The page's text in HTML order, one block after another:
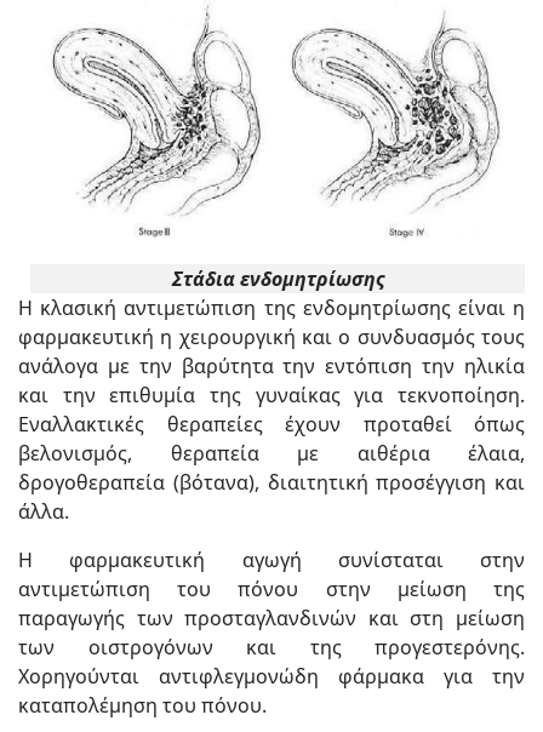
Στάδια ενδομητρίωσης
Η κλασική αντιμετώπιση της ενδομητρίωσης είναι η
φαρμακευτική η χειρουργική και ο συνδυασμός τους
ανάλογα με την βαρύτητα την εντόπιση την ηλικία
και την επιθυμία της γυναίκας για τεκνοποίηση.
Εναλλακτικές θεραπείες έχουν προταθεί όπως
βελονισμός, θεραπεία με αιθέρια έλαια,
δρογοθεραπεία (βότανα), διαιτητική προσέγγιση και
άλλα.
Η φαρμακευτική αγωγή συνίσταται στην
αντιμετώπιση του πόνου στην μείωση της
παραγωγής των προσταγλανδινών και στη μείωση
των οιστρογόνων και της προγεστερόνης.
Χορηγούνται αντιφλεγμονώδη φάρμακα για την
καταπολέμηση του πόνου.